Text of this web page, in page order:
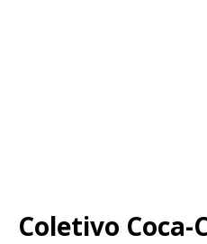
Coletivo Coca-